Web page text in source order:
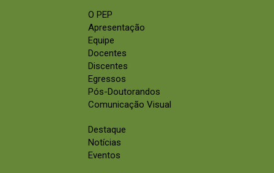
O PEP
Apresentação
Equipe
Docentes
Discentes
Egressos
Pós-Doutorandos
Comunicação Visual
Destaque
Notícias
Eventos